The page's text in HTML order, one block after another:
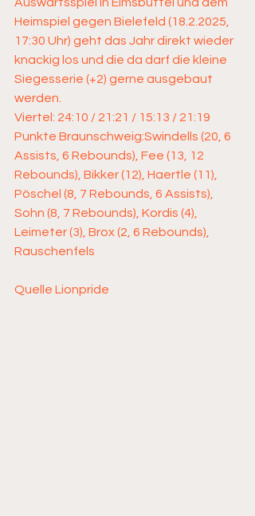
Heimspiel gegen Bielefeld (18.2.2025,
17:30 Uhr) geht das Jahr direkt wieder
knackig los und die da darf die kleine
Siegesserie (+2) gerne ausgebaut
werden.
Viertel: 24:10 / 21:21 / 15:13 / 21:19
Punkte Braunschweig:Swindells (20, 6
Assists, 6 Rebounds), Fee (13, 12
Rebounds), Bikker (12), Haertle (11),
Pöschel (8, 7 Rebounds, 6 Assists),
Sohn (8, 7 Rebounds), Kordis (4),
Leimeter (3), Brox (2, 6 Rebounds),
Rauschenfels
Quelle Lionpride